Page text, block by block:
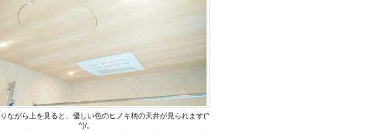
ながら上を見ると、優しい色のヒノキ柄の天井が見られます(^
^)/。